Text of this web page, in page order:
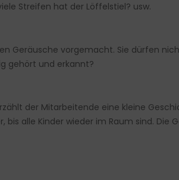
Streifen hat der Löffelstiel? usw.
Geräusche vorgemacht. Sie dürfen
gehört und erkannt?
der Mitarbeitende eine kleine
alle Kinder wieder im Raum sind.